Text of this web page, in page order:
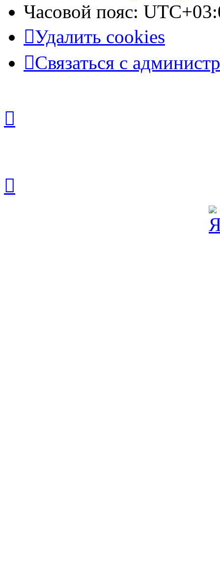
Часовой пояс:
Удалить cookies
Связаться с